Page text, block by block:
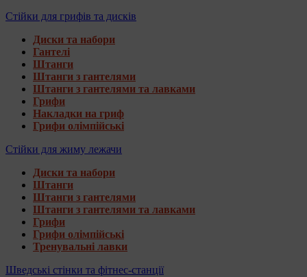
Стійки для грифів та дисків
Диски та набори
Гантелі
Штанги
Штанги з гантелями
Штанги з гантелями та лавками
Грифи
Накладки на гриф
Грифи олімпійські
Стійки для жиму лежачи
Диски та набори
Штанги
Штанги з гантелями
Штанги з гантелями та лавками
Грифи
Грифи олімпійські
Тренувальні лавки
Шведські стінки та фітнес-станції